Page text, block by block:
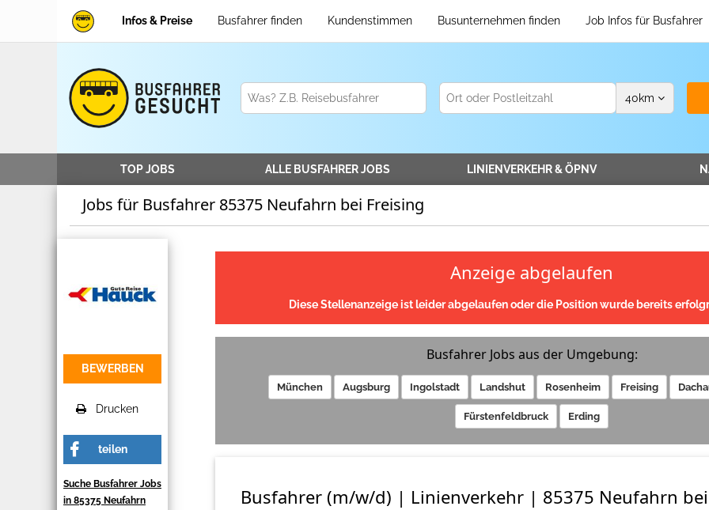
Infos & Preise Busfahrer finden Kundenstimmen Busunternehmen finden Job Infos für Busfahrer
40km
TOP JOBS ALLE BUSFAHRERJOBS LINIENVERKEHR& ÖPNV
Jobs für Busfahrer 85375 Neufahrn bei Freising
BEWERBEN
Drucken
teilen
Suche Busfahrer Jobs
in 85375 Neufahrn
Anzeige abgelaufen
Diese Stellenanzeige ist leider abgelaufen oder die Position wurde bereits
Busfahrer Jobs aus der Umgebung:
München Augsburg Ingolstadt Landshut Rosenheim Freising
Fürstenfeldbruck Erding
Busfahrer (m/w/d) | Linienverkehr | 85375 Neufahrn